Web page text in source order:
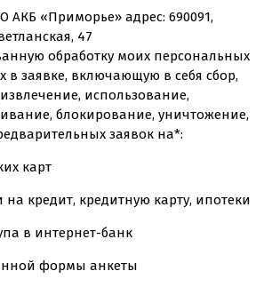
проспекте
АКБ «Приморье» адрес: 690091,
47
обработку моих персональных
в заявке, включающую в себя сбор,
использование,
блокирование, уничтожение,
заявок на*:
карт
на кредит, кредитную карту, ипотеки
в интернет-банк
формы анкеты